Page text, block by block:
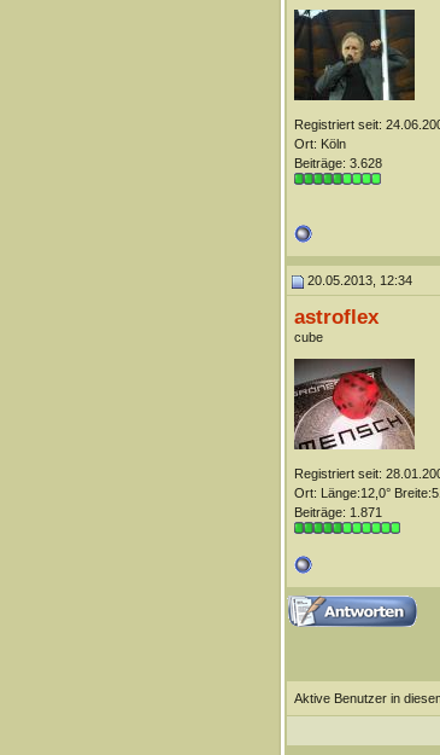
Registriert seit:
Ort: Köln
Beiträge: 3.628
20.05.2013, 12:34
astroflex
cube
Registriert seit:
Ort: Länge:12,0°
Beiträge: 1.871
Aktive Benutzer in